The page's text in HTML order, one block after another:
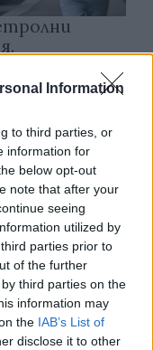
Information
to third parties, or
information for
below opt-out
note that after your
seeing
utilized by
parties prior to
of the further
third parties on the
information may
the IAB’s List of
disclose it to other